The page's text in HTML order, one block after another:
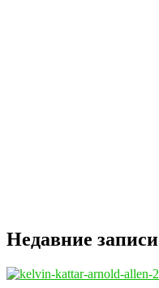
Недавние записи